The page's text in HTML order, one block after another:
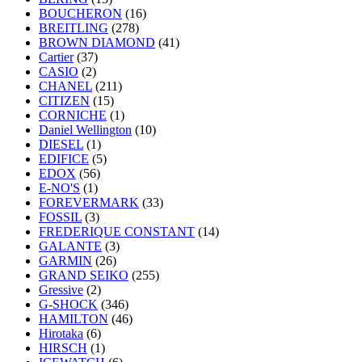
BOUCHERON (16)
BREITLING (278)
BROWN DIAMOND (41)
Cartier(37)
CASIO (2)
CHANEL (211)
CITIZEN (15)
CORNICHE (1)
Daniel Wellington (10)
DIESEL (1)
EDIFICE (5)
EDOX (56)
E-NO'S (1)
FOREVERMARK (33)
FOSSIL (3)
FREDERIQUE CONSTANT (14)
GALANTE (3)
GARMIN (26)
GRAND SEIKO (255)
Gressive (2)
G-SHOCK (346)
HAMILTON (46)
Hirotaka (6)
HIRSCH (1)